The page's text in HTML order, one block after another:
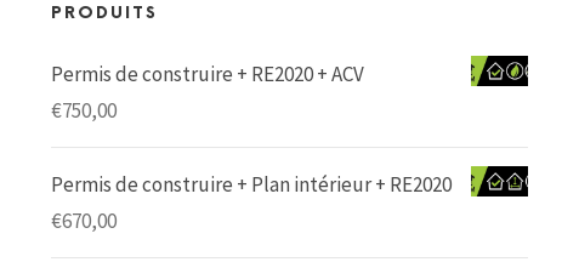
PRODUITS
Permis de construire + RE2020 + ACV
€750,00
Permis de construire + Plan intérieur + RE2020
€670,00